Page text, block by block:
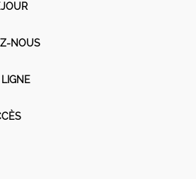
NOUS
LIGNE